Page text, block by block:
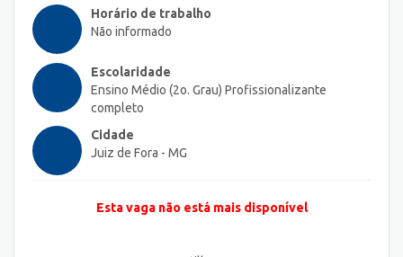
Horário de trabalho
Não informado
Escolaridade
Ensino Médio (2o. Grau) Profissionalizante
completo
Cidade
Juiz de Fora - MG
Esta vaga não está mais disponível